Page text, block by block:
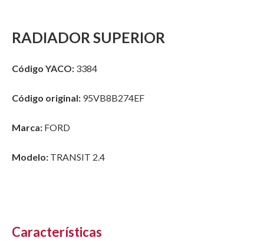
RADIADOR SUPERIOR
Código YACO: 3384
Código original: 95VB8B274EF
Marca: FORD
Modelo: TRANSIT 2.4
Características